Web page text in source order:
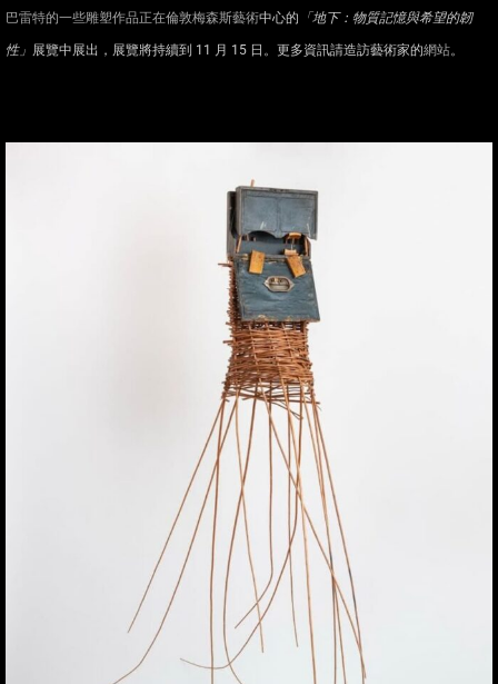
巴雷特的一些雕塑作品正在倫敦梅森斯藝術中心的 「地下：物質記憶與希望的韌
性」 展覽中展出，展覽將持續到 11 月 15 日。更多資訊請造訪藝術家的網站。